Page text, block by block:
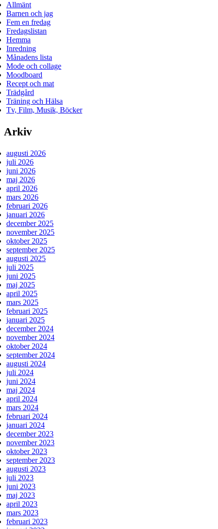
Allmänt
Barnen och jag
Fem en fredag
Fredagslistan
Hemma
Inredning
Månadens lista
Mode och collage
Moodboard
Recept och mat
Trädgård
Träning och Hälsa
Tv, Film, Musik, Böcker
Arkiv
augusti 2026
juli 2026
juni 2026
maj 2026
april 2026
mars 2026
februari 2026
januari 2026
december 2025
november 2025
oktober 2025
september 2025
augusti 2025
juli 2025
juni 2025
maj 2025
april 2025
mars 2025
februari 2025
januari 2025
december 2024
november 2024
oktober 2024
september 2024
augusti 2024
juli 2024
juni 2024
maj 2024
april 2024
mars 2024
februari 2024
januari 2024
december 2023
november 2023
oktober 2023
september 2023
augusti 2023
juli 2023
juni 2023
maj 2023
april 2023
mars 2023
februari 2023